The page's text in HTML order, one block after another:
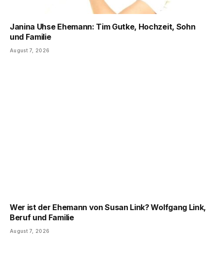
Janina Uhse Ehemann: Tim Gutke, Hochzeit, Sohn
und Familie
August 7, 2026
Wer ist der Ehemann von Susan Link? Wolfgang Link,
Beruf und Familie
August 7, 2026